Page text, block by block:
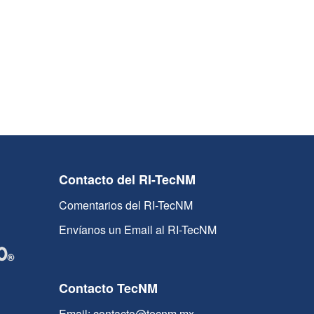
Contacto del RI-TecNM
Comentarios del RI-TecNM
Envíanos un Email al RI-TecNM
Contacto TecNM